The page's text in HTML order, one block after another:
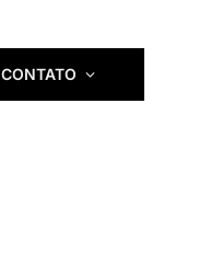
CONTATO